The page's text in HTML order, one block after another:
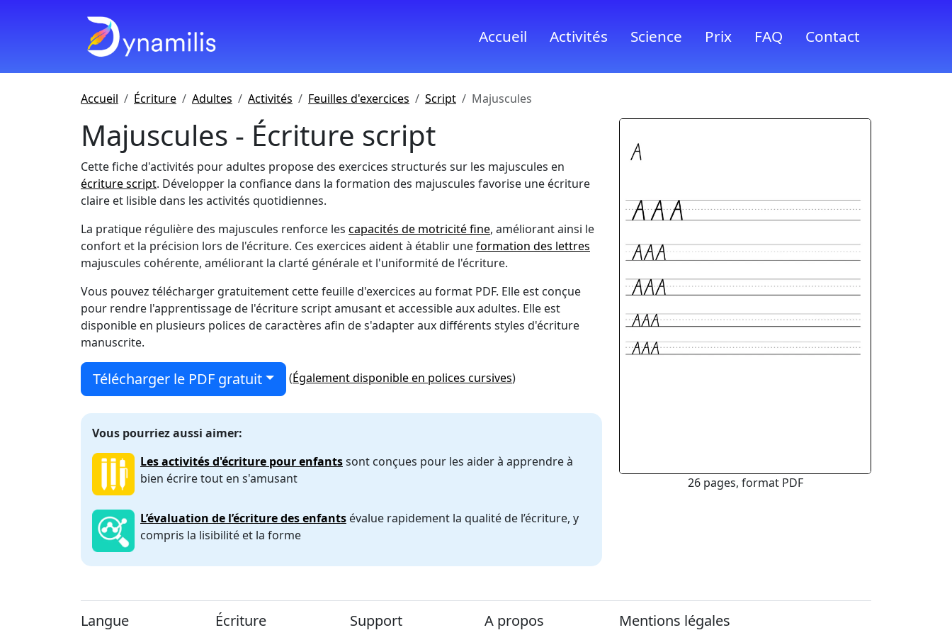
Accueil Activités Science Prix FAQ Contact
Accueil Écriture Adultes Activités Feuilles d'exercices Script Majuscules
Majuscules - Écriture script
Cette fiche d'activités pour adultes propose des exercices structurés sur les majuscules en
écriture script. Développer la confiance dans la formation des majuscules favorise une écriture
claire et lisible dans les activités quotidiennes.
La pratique régulière des majuscules renforce les capacités de motricité fine, améliorant ainsi le
confort et la précision lors de l'écriture. Ces exercices aident à établir uneformation des lettres
majuscules cohérente, améliorant la clarté générale et l'uniformité de l'écriture.
Vous pouvez télécharger gratuitement cette feuille d'exercices au format PDF. Elle est conçue
pour rendre l'apprentissage de l'écriture script amusant et accessible aux adultes. Elle est
disponible en plusieurs polices de caractères afin de s'adapter aux différents styles d'écriture
manuscrite.
Télécharger le PDF gratuit (Également disponible en polices cursives)
Vous pourriez aussi aimer:
Les activités d'écriture pour enfantssont conçues pour les aider à apprendre à
bien écrire tout en s'amusant
L’évaluation de l’écriture des enfants évalue rapidement la qualité de l’écriture, y
compris la lisibilité et la forme
26 pages, format PDF
Langue Écriture Support A propos Mentions légales